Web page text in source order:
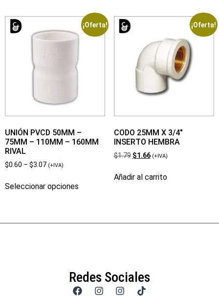
¡Oferta!
UNIÓN PVCD 50MM –
75MM – 110MM – 160MM
RIVAL
$0.60 – $3.07 (+IVA)
Seleccionar opciones
¡Oferta!
CODO 25MM X 3/4″
INSERTO HEMBRA
$1.79 $1.66 (+IVA)
Añadir al carrito
Redes Sociales